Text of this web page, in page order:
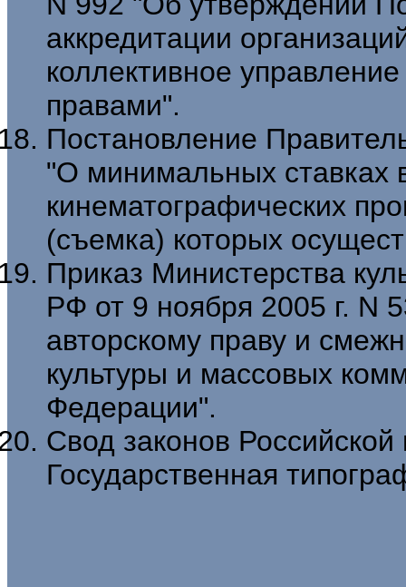
аккредитации
коллективное
правами".
Постановление
"О минимальных ставках
кинематографических
(съемка) которых
Приказ Министерства
РФ от 9 ноября 2005 г. N
авторскому праву и
культуры и массовых
Федерации".
Свод законов
Государственная